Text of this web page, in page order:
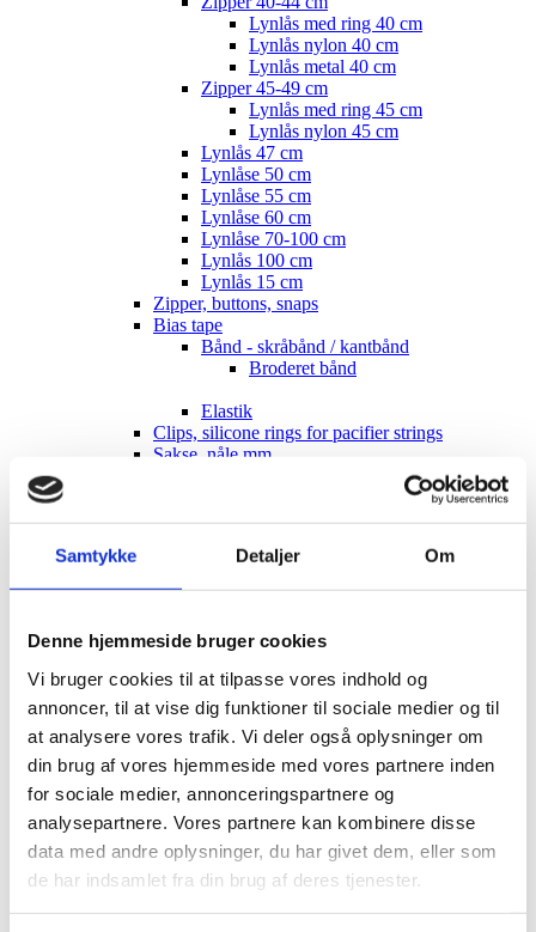
Samtykke Detaljer Om
Denne hjemmeside bruger cookies
Vi bruger cookies til at tilpasse vores indhold og
annoncer, til at vise dig funktioner til sociale medier og til
at analysere vores trafik. Vi deler også oplysninger om
din brug af vores hjemmeside med vores partnere inden
for sociale medier, annonceringspartnere og
analysepartnere. Vores partnere kan kombinere disse
data med andre oplysninger, du har givet dem, eller som
de har indsamlet fra din brug af deres tjenester.
Lynlås med ring 40 cm
Lynlås nylon 40 cm
Lynlås metal 40 cm
Zipper 45-49 cm
Lynlås med ring 45 cm
Lynlås nylon 45 cm
Lynlås 47 cm
Lynlåse 50 cm
Lynlåse 55 cm
Lynlåse 60 cm
Lynlåse 70-100 cm
Lynlås 100 cm
Lynlås 15 cm
Zipper, buttons, snaps
Bias tape
Bånd - skråbånd / kantbånd
Broderet bånd
Elastik
Clips, silicone rings for pacifier strings
Sakse, nåle mm.
Skabeloner pedari æsker
Symønstre barn
Symønstre voksen
Symønstre overdele
Symønstre kjoler
Symønstre overtøj
Sybøger
The Assembly Line
Onion
Merchant and Mills
Minikrea
New Look
Tauko Magazine
Symønstre andet
DIY lav-selv sy-, strikke-, hækle-kit